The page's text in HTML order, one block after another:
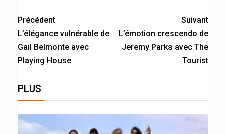
Précédent
L’élégance vulnérable de
Gail Belmonte avec
Playing House
Suivant
L’émotion crescendo de
Jeremy Parks avec The
Tourist
PLUS